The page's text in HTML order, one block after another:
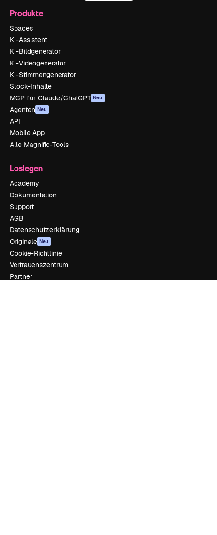
Produkte
Spaces
KI-Assistent
KI-Bildgenerator
KI-Videogenerator
KI-Stimmengenerator
Stock-Inhalte
MCP für Claude/ChatGPT Neu
Agenten Neu
API
Mobile App
Alle Magnific-Tools
Loslegen
Academy
Dokumentation
Support
AGB
Datenschutzerklärung
Originale Neu
Cookie-Richtlinie
Vertrauenszentrum
Partner